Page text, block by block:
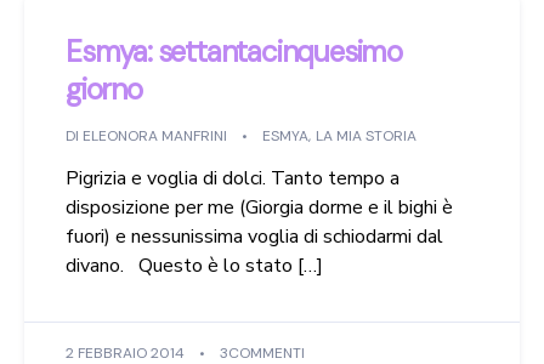
Esmya: settantacinquesimo
giorno
DI ELEONORA MANFRINI ESMYA, LA MIA STORIA
Pigrizia e voglia di dolci. Tanto tempo a
disposizione per me (Giorgia dorme e il bighi è
fuori) e nessunissima voglia di schiodarmi dal
divano. Questo è lo stato […]
2 FEBBRAIO 2014 3COMMENTI